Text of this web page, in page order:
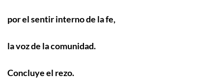
por el sentir interno de la fe,
la voz de la comunidad.
Concluye el rezo.